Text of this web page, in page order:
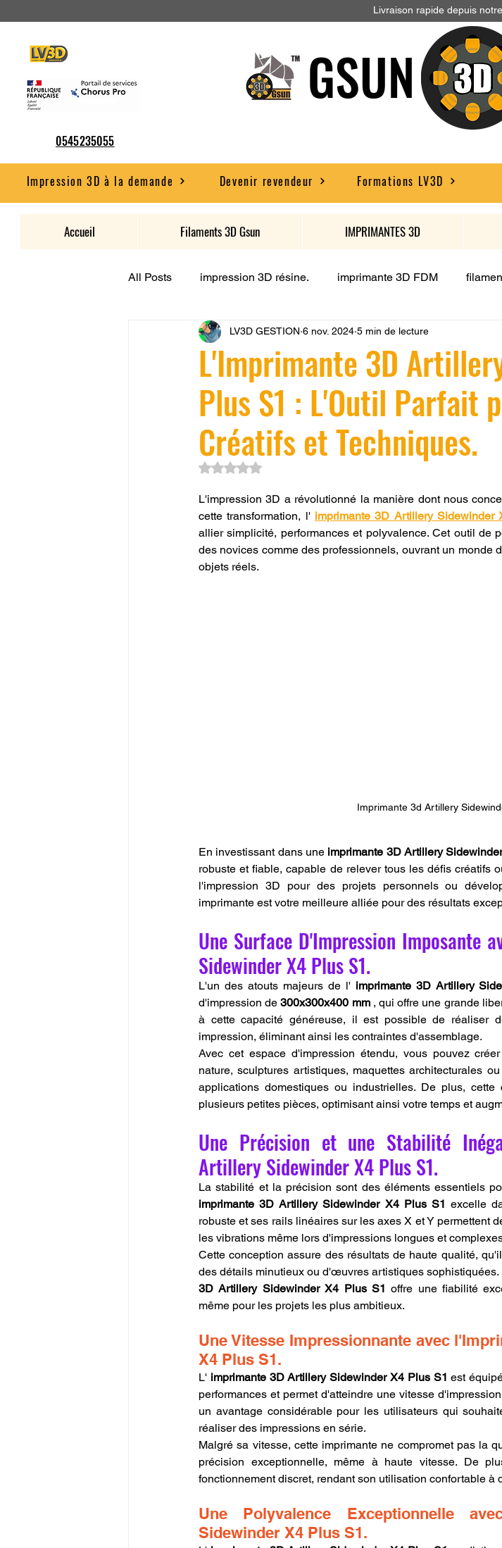
Livraison rapide depuis
0545235055
GSUN
Impression 3D à la demande Devenir revendeur Formations LV3D
Accueil Filaments 3D Gsun IMPRIMANTES 3D
All Posts impression 3D résine. imprimante 3D FDM
CONCESSION LV3D JEU LV3D Formation
SCANNER 3D Formation à l'impression 3D CPF
filament 3D Refaire une piece en 3D Filament
Entretien imprimante 3D postraitement SNAPMAKER
fusion 360 Formation
L'Imprimante 3D
Plus S1 : L'Outil Parfait
Créatifs et Techniques.
LV3D GESTION 6 nov. 2024 5 min de lecture
Noté NaN étoiles sur 5.
L'impression 3D a révolutionné la manière dont nous
cette transformation, l' imprimante 3D Artillery Sidewinder
allier simplicité, performances et polyvalence. Cet outil de
des novices comme des professionnels, ouvrant un monde
objets réels.
Imprimante 3d Artillery
En investissant dans une imprimante 3D Artillery
robuste et fiable, capable de relever tous les défis créatifs
l'impression 3D pour des projets personnels ou
imprimante est votre meilleure alliée pour des résultats
Une Surface D'Impression Imposante
Sidewinder X4 Plus S1.
L'un des atouts majeurs de l' imprimante 3D Artillery
d'impression de 300x300x400 mm , qui offre une grande
à cette capacité généreuse, il est possible de réaliser
impression, éliminant ainsi les contraintes d'assemblage.
Avec cet espace d'impression étendu, vous pouvez
nature, sculptures artistiques, maquettes architecturales
applications domestiques ou industrielles. De plus, cette
plusieurs petites pièces, optimisant ainsi votre temps et
Une Précision et une Stabilité
Artillery Sidewinder X4 Plus S1.
imprimante 3D Artillery Sidewinder X4 Plus S1 excelle
robuste et ses rails linéaires sur les axes X et Y permettent
les vibrations même lors d'impressions longues et
Cette conception assure des résultats de haute qualité,
des détails minutieux ou d'œuvres artistiques
3D Artillery Sidewinder X4 Plus S1 offre une fiabilité
même pour les projets les plus ambitieux.
Une Vitesse Impressionnante avec
X4 Plus S1.
L' imprimante 3D Artillery Sidewinder X4 Plus S1 est
performances et permet d'atteindre une vitesse
un avantage considérable pour les utilisateurs qui
réaliser des impressions en série.
Malgré sa vitesse, cette imprimante ne compromet pas la
précision exceptionnelle, même à haute vitesse. De
fonctionnement discret, rendant son utilisation confortable à
Une Polyvalence Exceptionnelle
Sidewinder X4 Plus S1.